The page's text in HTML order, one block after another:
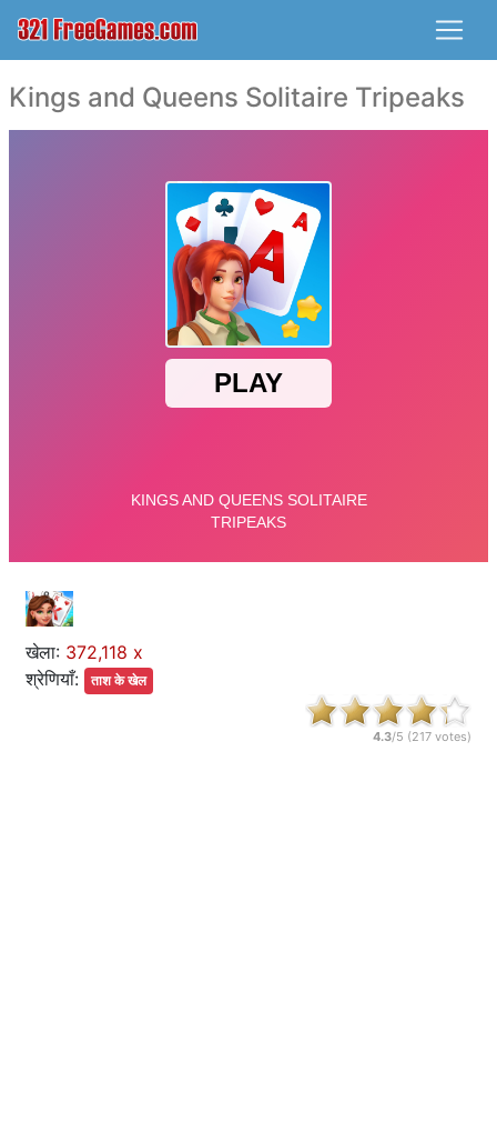
Kings and Queens Solitaire Tripeaks
खेला: 372,118 x
श्रेणियाँ:
ताश के खेल
4.3/5 (217 votes)